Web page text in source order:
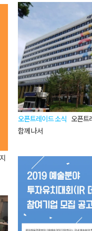
오픈트레이드 소식 오픈트
함께 나서